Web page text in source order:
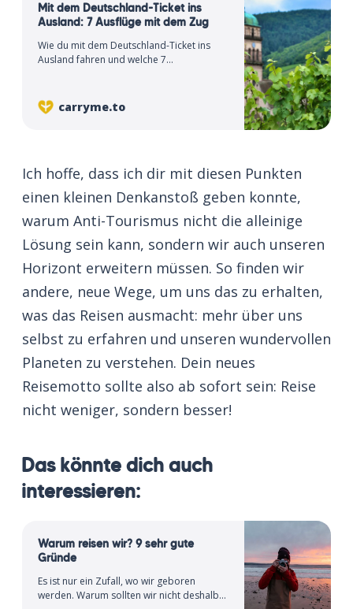
Mit dem Deutschland-Ticket ins
Ausland: 7 Ausflüge mit dem Zug
Wie du mit dem Deutschland-Ticket ins
Ausland fahren und welche 7
hier. carryme.to
Ich hoffe, dass ich dir mit diesen Punkten
einen kleinen Denkanstoß geben konnte,
warum Anti-Tourismus nicht die alleinige
Lösung sein kann, sondern wir auch unseren
Horizont erweitern müssen. So finden wir
andere, neue Wege, um uns das zu erhalten,
was das Reisen ausmacht: mehr über uns
selbst zu erfahren und unseren wundervollen
Planeten zu verstehen. Dein neues
Reisemotto sollte also ab sofort sein: Reise
nicht weniger, sondern besser!
Das könnte dich auch
interessieren:
Warum reisen wir? 9 sehr gute
Gründe
Es ist nur ein Zufall, wo wir geboren
werden. Warum sollten wir nicht deshalb